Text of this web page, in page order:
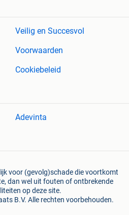
Veilig en Succesvol
Voorwaarden
Cookiebeleid
Adevinta
voor (gevolg)schade die voortkomt
dan wel uit fouten of ontbrekende
op deze site.
B.V. Alle rechten voorbehouden.